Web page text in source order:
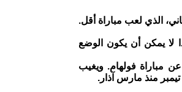
الذي لعب مباراة أقل.
لا يمكن أن يكون الوضع
​مباراة فولهام. ⁠ويغيب
منذ مارس آذار.